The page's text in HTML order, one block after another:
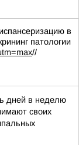
в
патологии
//
дней в неделю
своих